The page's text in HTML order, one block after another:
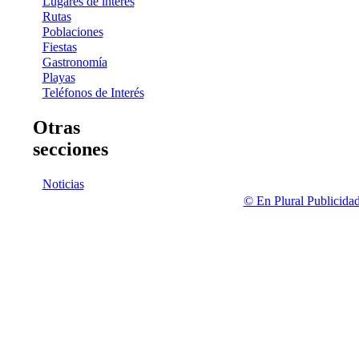
Rutas
Poblaciones
Fiestas
Gastronomía
Playas
Teléfonos de Interés
Otras
secciones
Noticias
© En Plural